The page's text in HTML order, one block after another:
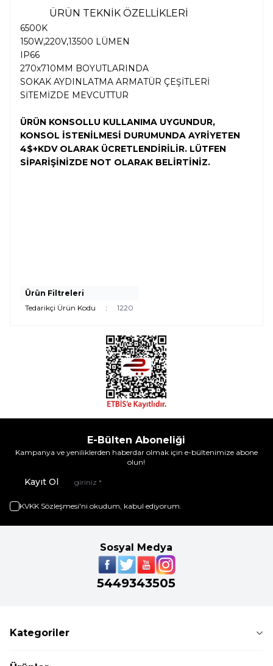
ÜRÜN TEKNİK ÖZELLİKLERİ
6500K
150W,220V,13500 LÜMEN
IP66
270x710MM BOYUTLARINDA
SOKAK AYDINLATMA ARMATÜR ÇEŞİTLERİ
SİTEMİZDE MEVCUTTUR
ÜRÜN KONSOLLU KULLANIMA UYGUNDUR,
KONSOL İSTENİLMESİ DURUMUNDA AYRİYETEN
4$+KDV OLARAK ÜCRETLENDİRİLİR. LÜTFEN
SİPARİŞİNİZDE NOT OLARAK BELİRTİNİZ.
Ürün Filtreleri
Tedarikçi Ürün Kodu
: 1220
E-Bülten Aboneliği
Kampanya ve yeniliklerden haberdar olmak için e-bültenimize abone
olun!
Kayıt Ol
KVKK Sözleşmesi'ni okudum, kabul ediyorum.
Sosyal Medya
5449343505
Kategoriler